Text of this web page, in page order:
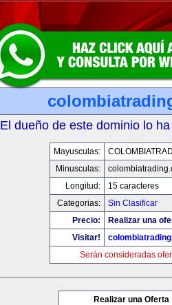
El dueño de este dominio lo
Mayusculas:
Minusculas:
Longitud:
15 caracteres
Categorias:
Sin Clasificar
Precio:
Realizar una
Visitar!
Serán consideradas
Realizar una Oferta